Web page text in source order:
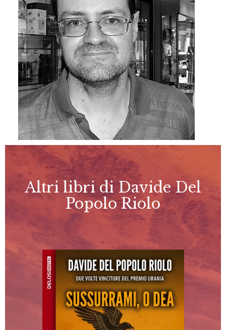
Altri libri di Davide Del
Popolo Riolo